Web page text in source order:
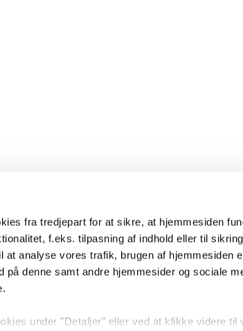
fra tredjepart for at sikre, at hjemmesiden
f.eks. tilpasning af indhold eller til
analyse vores trafik, brugen af hjemmesiden
denne samt andre hjemmesider og sociale
under "Detaljer" eller ved at klikke videre til